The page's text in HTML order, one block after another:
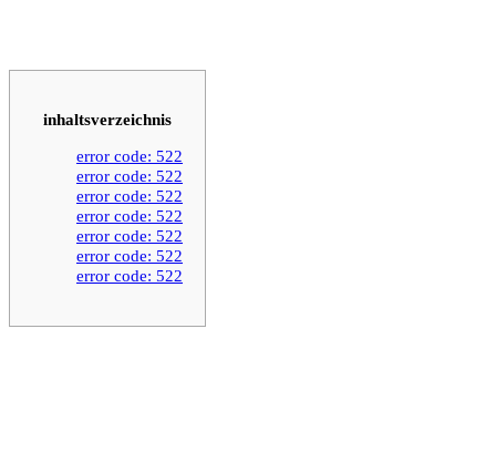
inhaltsverzeichnis
error code: 522
error code: 522
error code: 522
error code: 522
error code: 522
error code: 522
error code: 522